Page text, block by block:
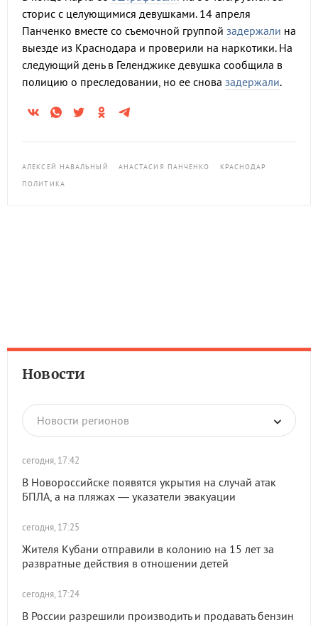
сторис с целующимися девушками. 14 апреля
Панченко вместе со съемочной группой задержали на
выезде из Краснодара и проверили на наркотики. На
следующий день в Геленджике девушка сообщила в
полицию о преследовании, но ее снова задержали.
АЛЕКСЕЙ НАВАЛЬНЫЙ АНАСТАСИЯ ПАНЧЕНКО
КРАСНОДАР
ПОЛИТИКА
Новости
Новости регионов
сегодня, 17:42
В Новороссийске появятся укрытия на случай атак
БПЛА, а на пляжах — указатели эвакуации
сегодня, 17:25
Жителя Кубани отправили в колонию на 15 лет за
развратные действия в отношении детей
сегодня, 17:24
В России разрешили производить и продавать бензин